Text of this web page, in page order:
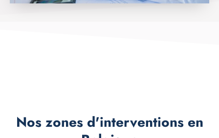
Nos zones d'interventions en